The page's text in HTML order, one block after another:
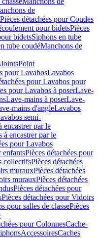
de
Pièces détachées pour Coudes
pour bidetsPièces
bidetsSiphons en tube
tube coudéManchons de
JointsPoint
pour LavabosLavabos
pour Lavabos pour
pour Lavabos à poserLave-
Lave-mains à poserLave-
mains d'angleLavabos
semi-
encastrer par le
à encastrer par le
pour Lavabos
enfantsPièces détachées pour
collectifsPièces détachées
murauxPièces détachées
murauxPièces détachées
Pièces détachées pour
Pièces détachées pour Vidoirs
pour salles de classePièces
pour ColonnesCache-
AccessoiresCaches